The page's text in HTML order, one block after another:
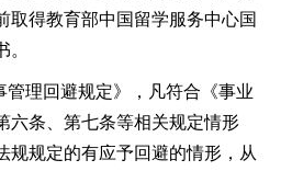
取得教育部中国留学服务中心国
。
理回避规定》，凡符合《事业
六条、第七条等相关规定情形
规规定的有应予回避的情形，从